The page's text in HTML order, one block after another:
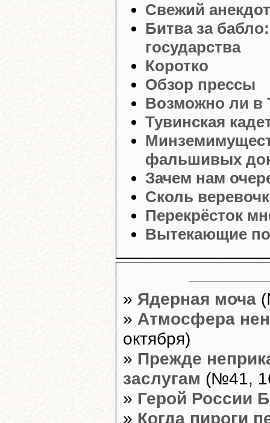
Свежий анекдот
Битва за
государства
Коротко
Обзор прессы
Возможно ли в
Тувинская
фальшивых
Зачем нам
Сколь
Перекрёсток
Вытекающие
» Ядерная моча
» Атмосфера
октября)
» Прежде
заслугам (№41,
» Герой России
» Когда пироги